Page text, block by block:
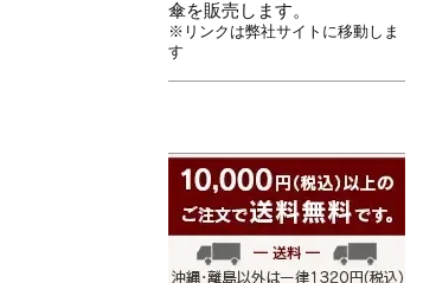
傘を販売します。
※リンクは弊社サイトに移動しま
す